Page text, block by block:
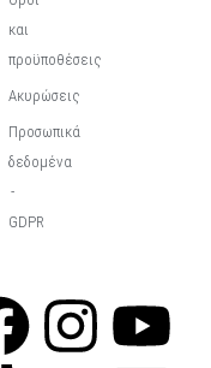
και
προϋποθέσεις
Ακυρώσεις
Προσωπικά
δεδομένα
-
GDPR